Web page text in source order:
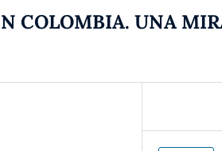
COLOMBIA. UNA